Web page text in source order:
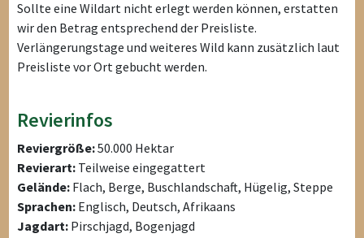
Sollte eine Wildart nicht erlegt werden können, erstatten
wir den Betrag entsprechend der Preisliste.
Verlängerungstage und weiteres Wild kann zusätzlich laut
Preisliste vor Ort gebucht werden.
Revierinfos
Reviergröße:50.000 Hektar
Revierart: Teilweise eingegattert
Gelände: Flach, Berge, Buschlandschaft, Hügelig, Steppe
Sprachen: Englisch, Deutsch, Afrikaans
Jagdart: Pirschjagd, Bogenjagd